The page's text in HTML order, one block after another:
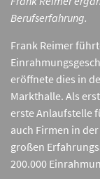
Berufserfahrung.
Frank Reimer
eröffnete dies in
Markthalle. Als
erste Anlaufstelle
auch Firmen in
großen
200.000